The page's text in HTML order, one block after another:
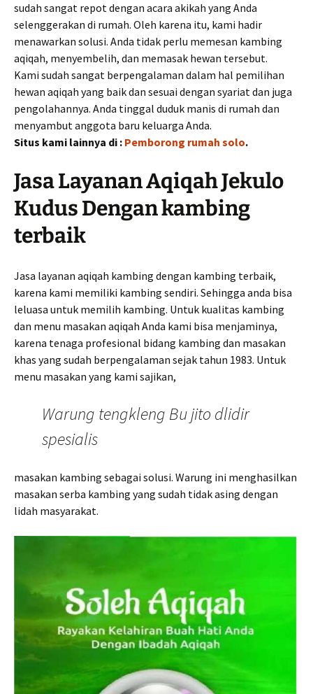
sudah sangat repot dengan acara akikah yang Anda
selenggerakan di rumah. Oleh karena itu, kami hadir
menawarkan solusi. Anda tidak perlu memesan kambing
aqiqah, menyembelih, dan memasak hewan tersebut.
Kami sudah sangat berpengalaman dalam hal pemilihan
hewan aqiqah yang baik dan sesuai dengan syariat dan juga
pengolahannya. Anda tinggal duduk manis di rumah dan
menyambut anggota baru keluarga Anda.
Situs kami lainnya di : Pemborong rumah solo.
Jasa Layanan Aqiqah Jekulo
Kudus Dengan kambing
terbaik
Jasa layanan aqiqah kambing dengan kambing terbaik,
karena kami memiliki kambing sendiri. Sehingga anda bisa
leluasa untuk memilih kambing. Untuk kualitas kambing
dan menu masakan aqiqah Anda kami bisa menjaminya,
karena tenaga profesional bidang kambing dan masakan
khas yang sudah berpengalaman sejak tahun 1983. Untuk
menu masakan yang kami sajikan,
Warung tengkleng Bu jito dlidir
spesialis
masakan kambing sebagai solusi. Warung ini menghasilkan
masakan serba kambing yang sudah tidak asing dengan
lidah masyarakat.